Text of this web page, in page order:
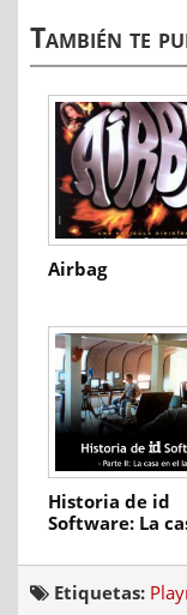
También te
Airbag
Historia de id
Software: La
Etiquetas: